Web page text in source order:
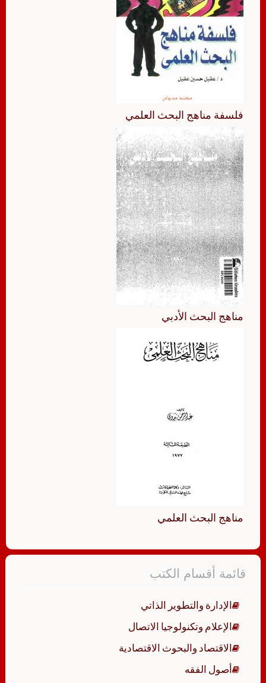
فلسفة مناهج البحث العلمي
مناهج البحث الأدبي
مناهج البحث العلمي
قائمة أقسام الكتب
الإدارة والتطوير الذاتي
الإعلام وتكنولوجيا الاتصال
الاقتصاد والبحوث الاقتصادية
أصول الفقه